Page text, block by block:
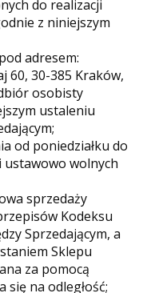
do realizacji
z niniejszym
adresem:
60, 30-385 Kraków,
osobisty
ustaleniu
od poniedziałku do
ustawowo wolnych
sprzedaży
Kodeksu
Sprzedającym, a
Sklepu
za pomocą
na odległość;